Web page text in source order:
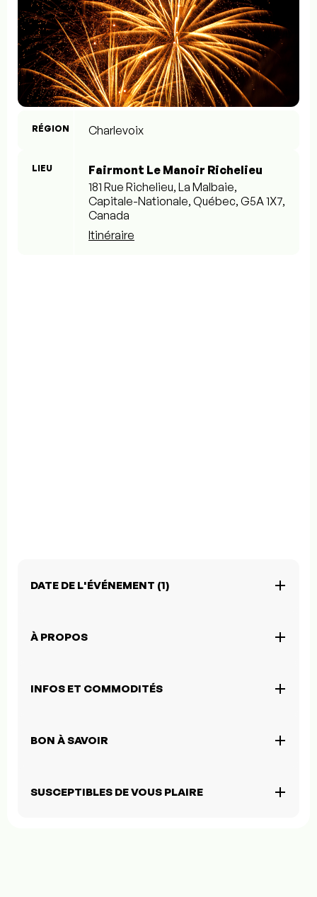
RÉGION Charlevoix
LIEU
Fairmont Le Manoir Richelieu
181 Rue Richelieu, La Malbaie,
Capitale-Nationale, Québec, G5A 1X7,
Canada
Itinéraire
DATE DE L'ÉVÉNEMENT (1)
À PROPOS
INFOS ET COMMODITÉS
BON À SAVOIR
SUSCEPTIBLES DE VOUS PLAIRE